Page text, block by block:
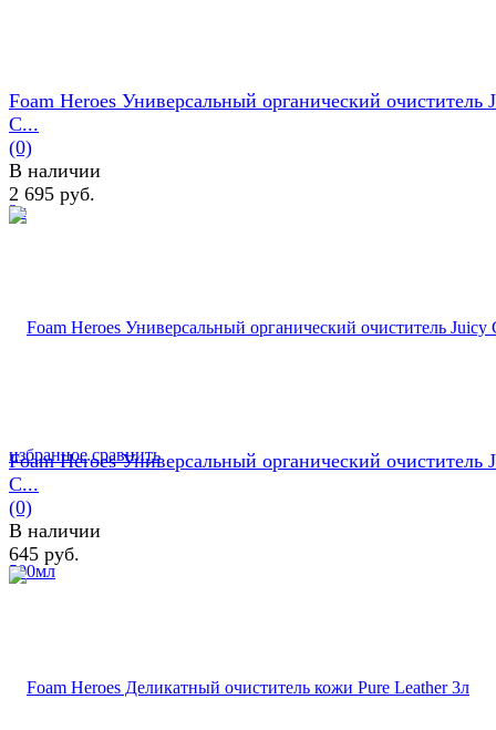
избранное сравнить
Foam Heroes Универсальный органический очиститель
C...
(0)
В наличии
2 695 руб.
Foam Heroes Универсальный органический очиститель
C...
(0)
В наличии
645 руб.